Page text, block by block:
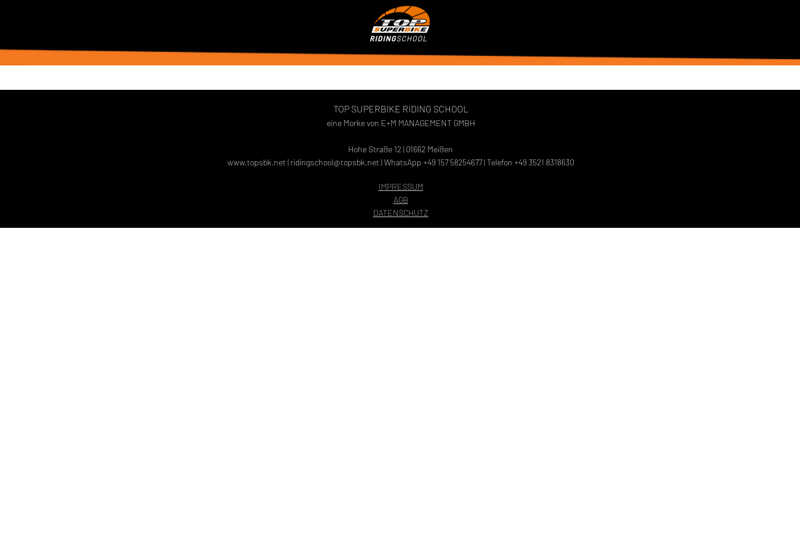
TOP SUPERBIKE RIDING SCHOOL
eine Morke von E+M MANAGEMENT GMBH
Hohe Straße 12 | 01662 Meißen
www.topsbk.net | ridingschool@topsbk.net | WhatsApp +49 157 58254677 | Telefon +49 3521 8318630
IMPRESSUM
AGB
DATENSCHUTZ